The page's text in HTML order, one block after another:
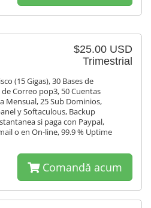
$25.00 USD
Trimestrial
(15 Gigas), 30 Bases de
Correo pop3, 50 Cuentas
Mensual, 25 Sub Dominios,
y Softaculous, Backup
si paga con Paypal,
o en On-line, 99.9 % Uptime
Comandă acum